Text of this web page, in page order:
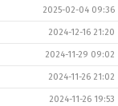
2025-02-04 09:36
2024-12-16 21:20
2024-11-29 09:02
2024-11-26 21:02
2024-11-26 19:53